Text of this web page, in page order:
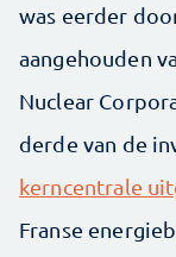
was eerder
aangehouden
Nuclear
derde van de
kerncentrale
Franse